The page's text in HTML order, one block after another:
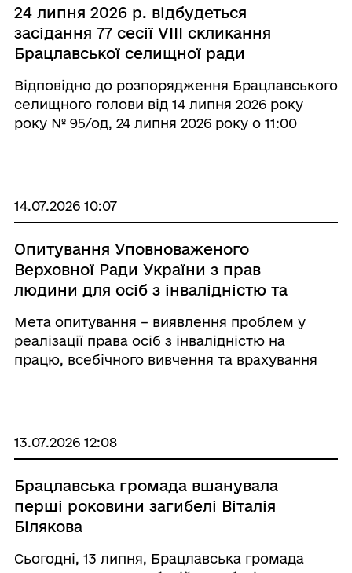
24 липня 2026 р. відбудеться
засідання 77 сесії VІІІ скликання
Брацлавської селищної ради
Відповідно до розпорядження Брацлавського
селищного голови від 14 липня 2026 року
року № 95/од, 24 липня 2026 року о 11:00
14.07.2026 10:07
Опитування Уповноваженого
Верховної Ради України з прав
людини для осіб з інвалідністю та
осіб з інвалідністю
Мета опитування – виявлення проблем у
реалізації права осіб з інвалідністю на
працю, всебічного вивчення та врахування
13.07.2026 12:08
Брацлавська громада вшанувала
перші роковини загибелі Віталія
Білякова
Сьогодні, 13 липня, Брацлавська громада